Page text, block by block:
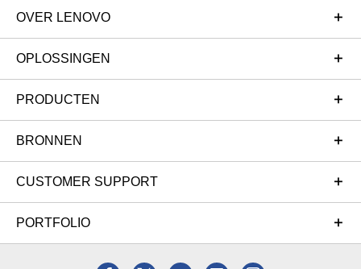
OVER LENOVO
OPLOSSINGEN
PRODUCTEN
BRONNEN
CUSTOMER SUPPORT
PORTFOLIO